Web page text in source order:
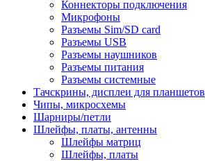
Коннекторы подключения
Микрофоны
Разъемы Sim/SD card
Разъемы USB
Разъемы наушников
Разъемы питания
Разъемы системные
Тачскрины, дисплеи для планшетов
Чипы, микросхемы
Шарниры/петли
Шлейфы, платы, антенны
Шлейфы матриц
Шлейфы, платы